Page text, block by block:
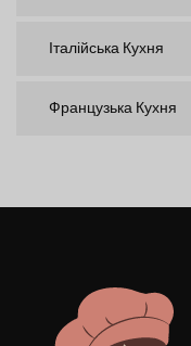
Італійська Кухня
Французька Кухня